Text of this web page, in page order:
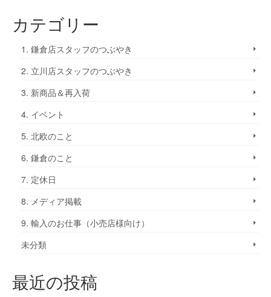
カテゴリー
1. 鎌倉店スタッフのつぶやき
2. 立川店スタッフのつぶやき
3. 新商品＆再入荷
4. イベント
5. 北欧のこと
6. 鎌倉のこと
7. 定休日
8. メディア掲載
9. 輸入のお仕事（小売店様向け）
未分類
最近の投稿